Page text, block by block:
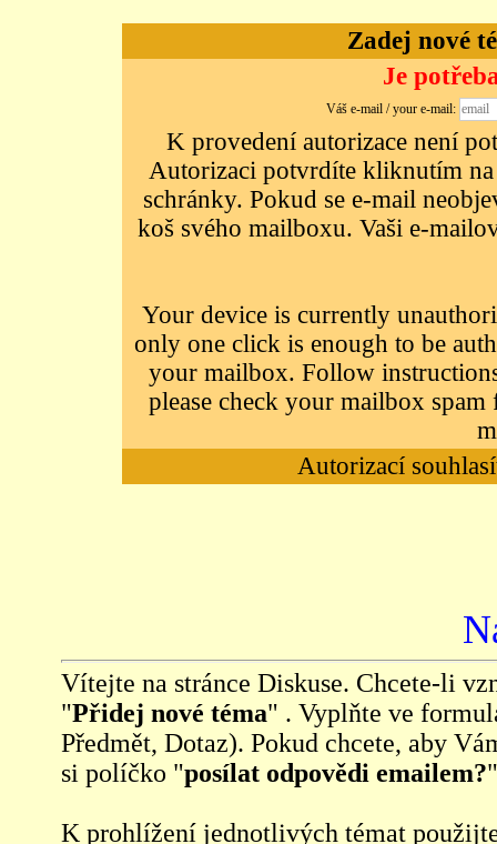
Zadej nové
Je
Váš e-mail / your e-mail:
K provedení autorizace není
Autorizaci potvrdíte kliknutím na
schránky. Pokud se e-mail
koš svého mailboxu. Vaši e-
Your device is currently
only one click is enough to be
your mailbox. Follow
please check your mailbox
Autorizací
Vítejte na stránce Diskuse. Chcete-li
"Přidej nové téma" . Vyplňte ve
Předmět, Dotaz). Pokud chcete, aby
si políčko "posílat odpovědi emailem?
K prohlížení jednotlivých témat